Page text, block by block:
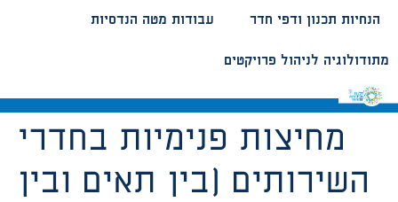
עבודות מטה הנדסיות הנחיות תכנון ודפי חדר
מתודולוגיה לניהול פרויקטים
מחיצות פנימיות בחדרי
השירותים (בין תאים ובין